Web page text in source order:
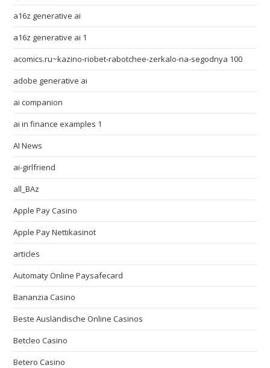
a16z generative ai
a16z generative ai 1
acomics.ru~kazino-riobet-rabotchee-zerkalo-na-segodnya 100
adobe generative ai
ai companion
ai in finance examples 1
AI News
ai-girlfriend
all_BAz
Apple Pay Casino
Apple Pay Nettikasinot
articles
Automaty Online Paysafecard
Bananzia Casino
Beste Ausländische Online Casinos
Betcleo Casino
Betero Casino